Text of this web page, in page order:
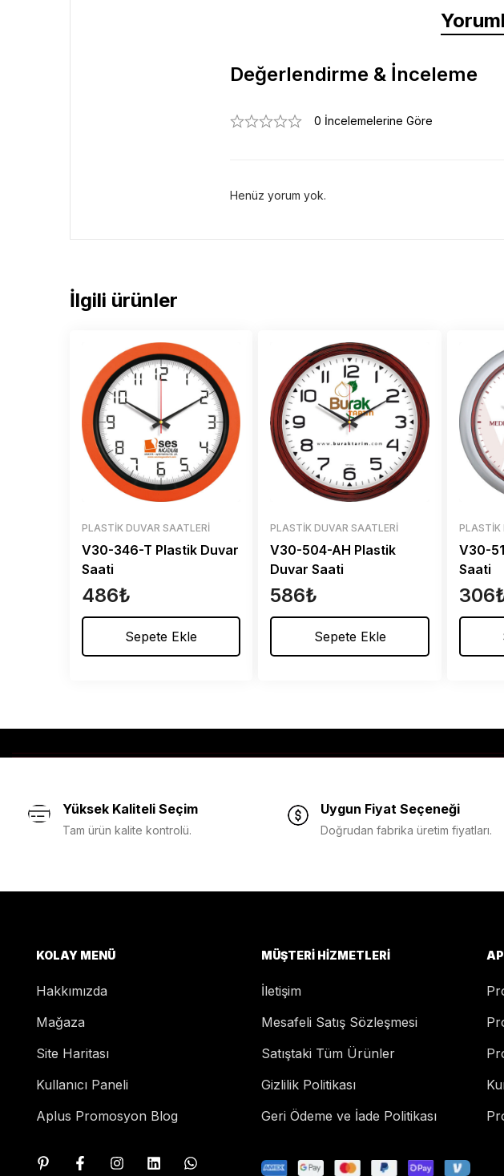
Değerlendirme & İnceleme
0 İncelemelerine Göre
Henüz yorum yok.
İlgili ürünler
PLASTIK DUVAR SAATLERI
V30-346-T Plastik Duvar
Saati
486₺
Sepete Ekle
PLASTIK DUVAR SAATLERI
V30-504-AH Plastik
Duvar Saati
586₺
Sepete Ekle
PLASTIK
V30-
Saati
306
Yüksek Kaliteli Seçim
Tam ürün kalite kontrolü.
Uygun Fiyat Seçeneği
Doğrudan fabrika üretim fiyatları.
KOLAY MENÜ
Hakkımızda
Mağaza
Site Haritası
Kullanıcı Paneli
Aplus Promosyon Blog
MÜŞTERI HIZMETLERI
İletişim
Mesafeli Satış Sözleşmesi
Satıştaki Tüm Ürünler
Gizlilik Politikası
Geri Ödeme ve İade Politikası